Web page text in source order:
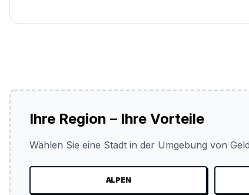
Ihre Region – Ihre Vorteile
Wählen Sie eine Stadt in der Umgebung von
ALPEN